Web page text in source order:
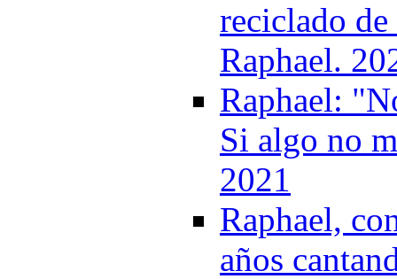
reciclado
Raphael.
Raphael:
Si algo no
2021
Raphael,
años